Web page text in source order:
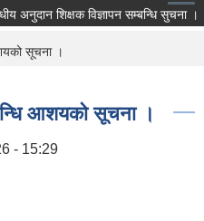
शिक्षक विज्ञापन सम्बन्धि सुचना ।
सूचना ।
आशयको सूचना ।
- 15:29